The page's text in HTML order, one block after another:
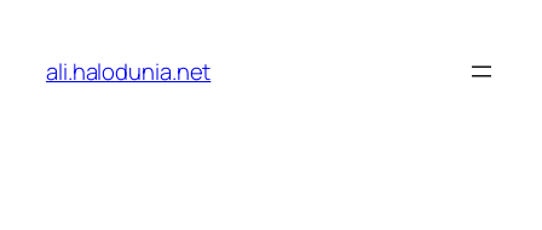
konten
ali.halodunia.net